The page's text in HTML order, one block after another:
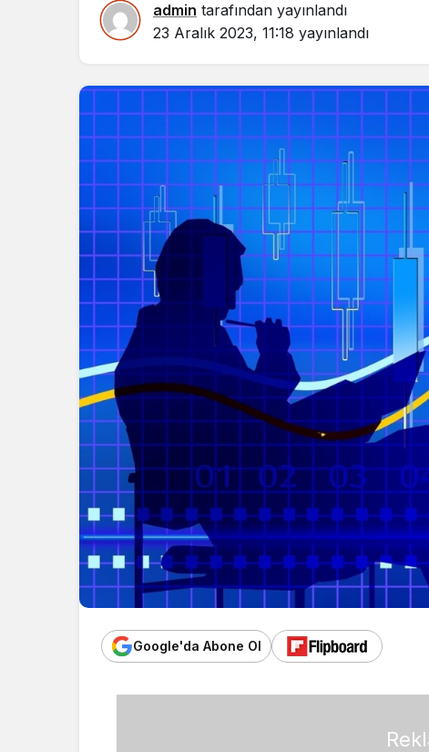
admin tarafından yayınlandı
23 Aralık 2023, 11:18 yayınlandı
Google'da Abone Ol